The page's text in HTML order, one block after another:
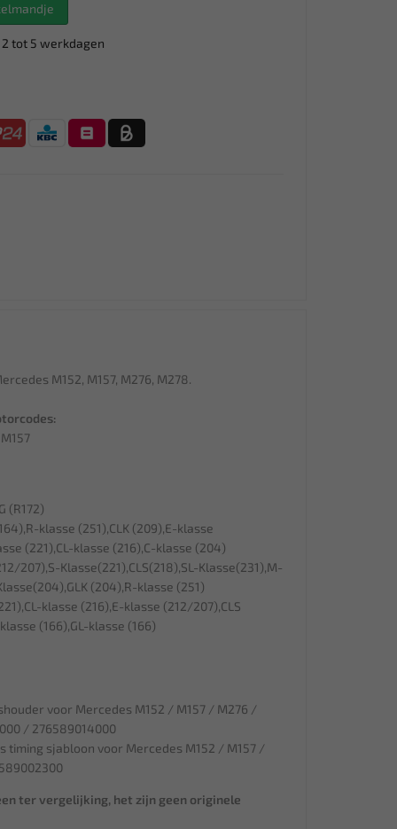
tot 5 werkdagen
M152, M157, M276, M278.
(R172)
klasse (251),CLK (209),E-klasse
(221),CL-klasse (216),C-klasse (204)
207),S-Klasse(221),CLS(218),SL-Klasse(231),M-
(204),R-klasse (251)
klasse (216),E-klasse (212/207),CLS
(166),GL-klasse (166)
voor Mercedes M152 / M157 / M276 /
/ 276589014000
timing sjabloon voor Mercedes M152 / M157 /
ter vergelijking, het zijn geen originele